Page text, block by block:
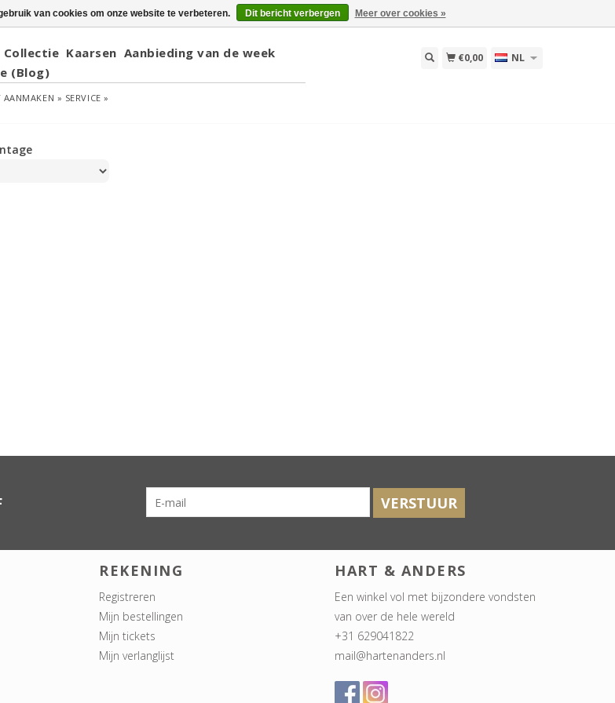
Collectie Kaarsen Aanbieding van de week
(Blog)
AANMAKEN » SERVICE »
€0,00 NL
VERSTUUR
REKENING
Registreren
Mijn bestellingen
Mijn tickets
Mijn verlanglijst
HART & ANDERS
Een winkel vol met bijzondere vondsten
van over de hele wereld
+31 629041822
mail@hartenanders.nl
van cookies om onze website te verbeteren. Dit bericht verbergen Meer over cookies »